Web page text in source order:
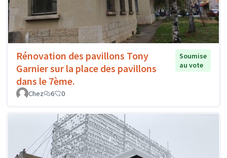
Rénovation des pavillons Tony
Garnier sur la place des pavillons
dans le 7ème.
Soumise
au vote
Chez 6 0